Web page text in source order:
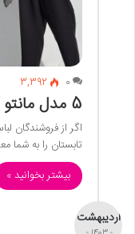
0
3,392
5 مدل مانتو کوتاه اسپرت + عکس
اگر از فروشندگان
تابستان را به شما
بیشتر بخوانید »
اردیبهشت